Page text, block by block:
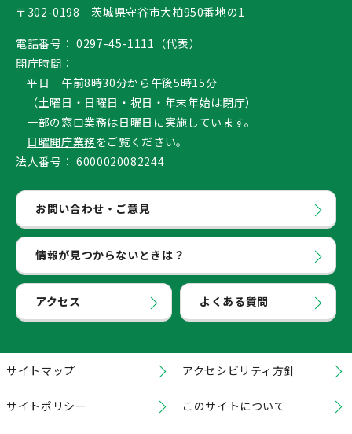
〒302-0198 茨城県守谷市大柏950番地の1
電話番号： 0297-45-1111（代表）
開庁時間：
平日 午前8時30分から午後5時15分
（土曜日・日曜日・祝日・年末年始は閉庁）
一部の窓口業務は日曜日に実施しています。
日曜開庁業務をご覧ください。
法人番号： 6000020082244
お問い合わせ・ご意見
情報が見つからないときは？
アクセス よくある質問
サイトマップ アクセシビリティ方針
サイトポリシー このサイトについて